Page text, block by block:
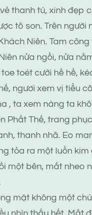
thanh tú, xinh đẹp
tô son. Trên người
Niên. Tam
nửa ngồi, nửa
toét cười hề hề,
ngươi xem vị tiểu
, ta xem nàng ta
Phất Thế, trang
thanh nhã. Eo
tỏa ra một luồn kim
một bên, mắt nheo
mặt không một
nhìn thấu hết. Mắt